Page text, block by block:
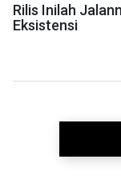
Rilis Inilah
Eksistensi